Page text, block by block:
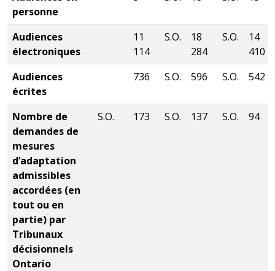
personne
Audiences
électroniques
11
114
S.O.
18
284
S.O.
14
410
Audiences
écrites
736 S.O. 596 S.O. 542
Nombre de
demandes de
mesures
d’adaptation
admissibles
accordées (en
tout ou en
partie) par
Tribunaux
décisionnels
Ontario
S.O. 173 S.O. 137 S.O. 94